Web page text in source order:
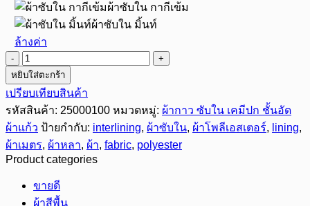
ผ้าซับใน กากีเข้ม
ผ้าซับใน มิ้นท์
ล้างค่า
จำนวน
ผ้า
ซับใน
สี
พื้น
50
นิ้ว
หยิบใส่ตะกร้า
เปรียบเทียบสินค้า
รหัสสินค้า: 25000100 หมวดหมู่: ผ้ากาว ซับใน เคมีปก ชั้นอัด
ผ้าแก้ว ป้ายกำกับ: interlining, ผ้าซับใน, ผ้าโพลีเอสเตอร์, lining,
ผ้าเมตร, ผ้าหลา, ผ้า, fabric, polyester
Product categories
ขายดี
ผ้าสีพื้น